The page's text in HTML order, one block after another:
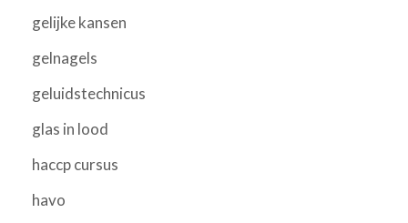
gelijke kansen
gelnagels
geluidstechnicus
glas in lood
haccp cursus
havo